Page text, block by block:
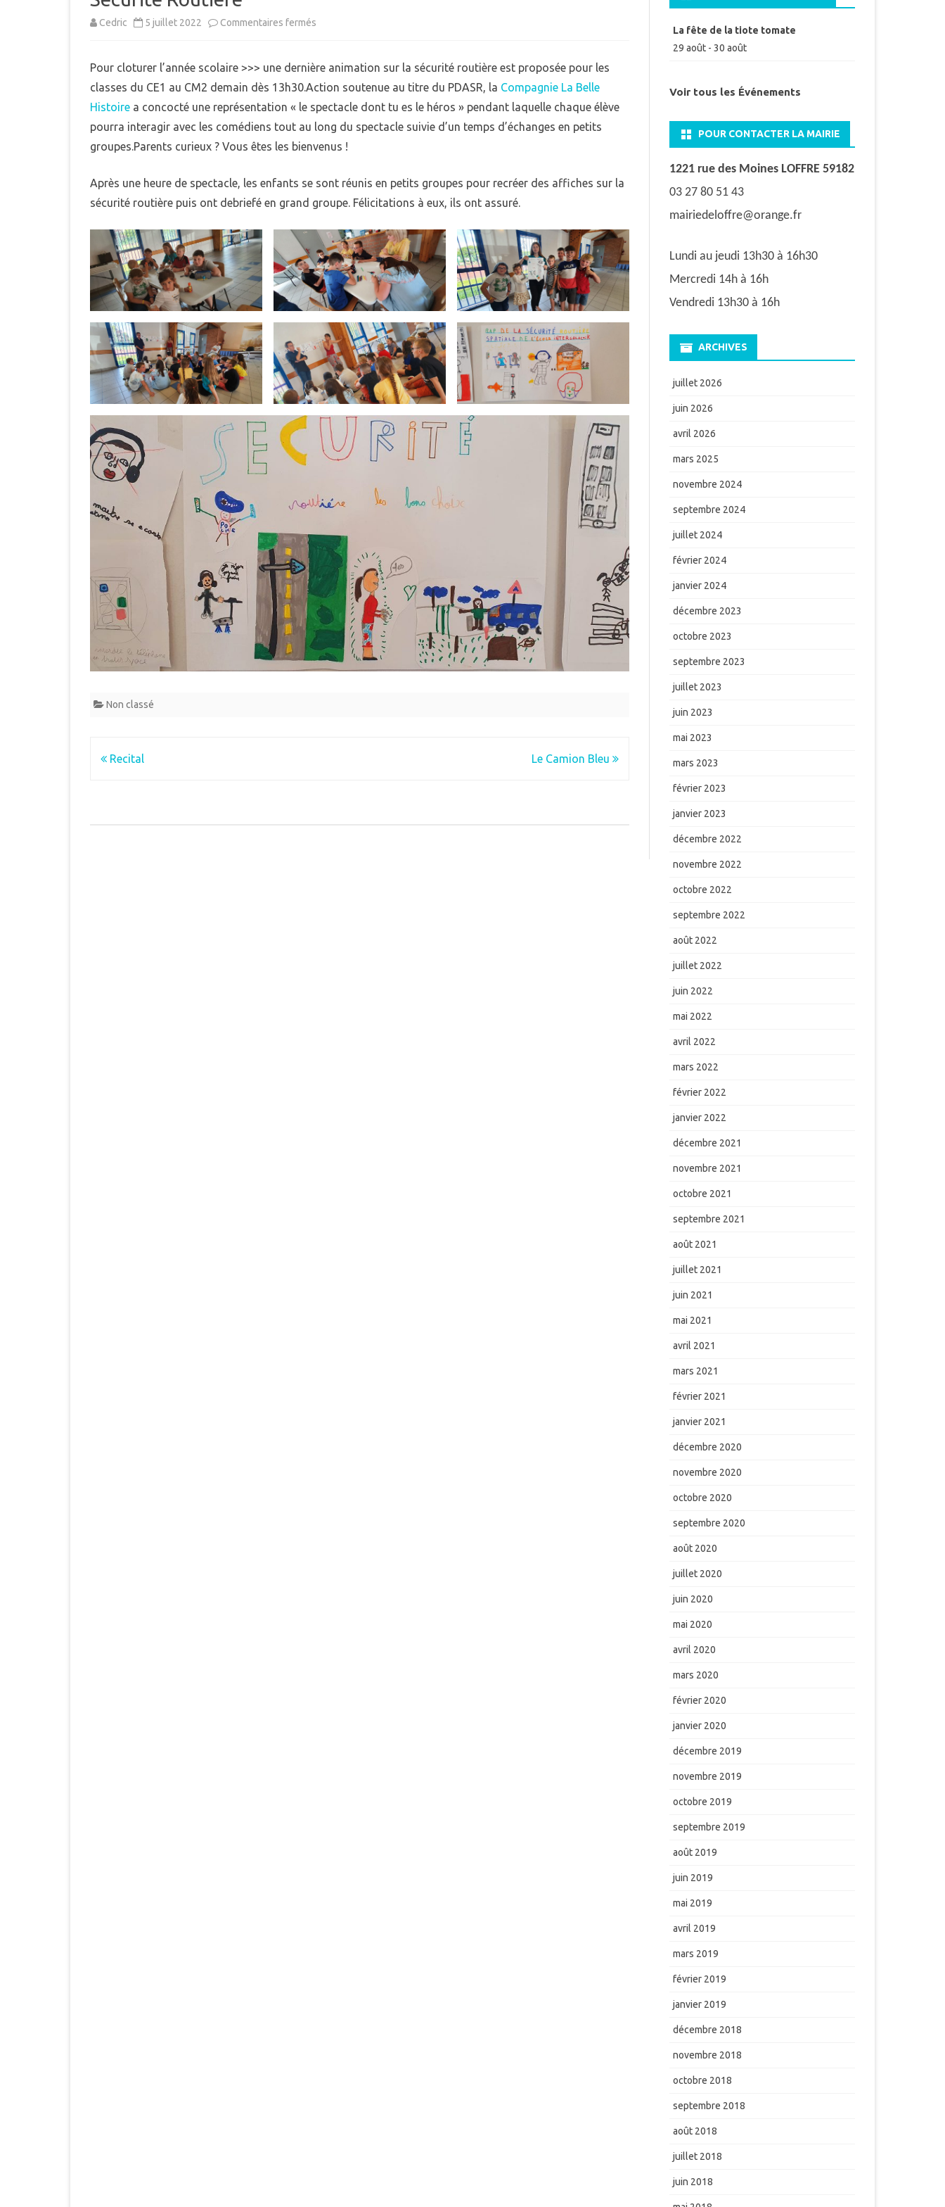
DÉMARCHES ADMINISTRATIVES
EQUIPEMENTS
RPE (RAM)
Cedric 5 juillet 2022 Commentaires fermés
Routière
Pour cloturer l’année scolaire >>> une dernière animation sur la sécurité routière est proposée pour les
classes du CE1 au CM2 demain dès 13h30.Action soutenue au titre du PDASR, la Compagnie La Belle
Histoire a concocté une représentation « le spectacle dont tu es le héros » pendant laquelle chaque élève
pourra interagir avec les comédiens tout au long du spectacle suivie d’un temps d’échanges en petits
groupes.Parents curieux ? Vous êtes les bienvenus !
Après une heure de spectacle, les enfants se sont réunis en petits groupes pour recréer des affiches sur la
sécurité routière puis ont debriefé en grand groupe. Félicitations à eux, ils ont assuré.
Non classé
Navigation
Recital Le Camion Bleu
La fête de la tiote tomate
29 août- 30 août
Voir tous les Événements
POUR CONTACTER LA MAIRIE
1221 rue des Moines LOFFRE 59182
03 27 80 51 43
mairiedeloffre@orange.fr
Lundi au jeudi 13h30 à 16h30
Mercredi 14h à 16h
Vendredi 13h30 à 16h
ARCHIVES
juillet 2026
juin 2026
avril 2026
mars 2025
novembre 2024
septembre 2024
juillet 2024
février 2024
janvier 2024
décembre 2023
octobre 2023
septembre 2023
juillet 2023
juin 2023
mai 2023
mars 2023
février 2023
janvier 2023
décembre 2022
novembre 2022
octobre 2022
septembre 2022
août 2022
juillet 2022
juin 2022
mai 2022
avril 2022
mars 2022
février 2022
janvier 2022
décembre 2021
novembre 2021
octobre 2021
septembre 2021
août 2021
juillet 2021
juin 2021
mai 2021
avril 2021
mars 2021
février 2021
janvier 2021
décembre 2020
novembre 2020
octobre 2020
septembre 2020
août 2020
juillet 2020
juin 2020
mai 2020
avril 2020
mars 2020
février 2020
janvier 2020
décembre 2019
novembre 2019
octobre 2019
septembre 2019
août 2019
juin 2019
mai 2019
avril 2019
mars 2019
février 2019
janvier 2019
décembre 2018
novembre 2018
octobre 2018
septembre 2018
août 2018
juillet 2018
juin 2018